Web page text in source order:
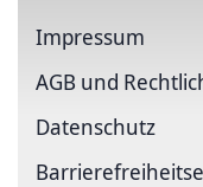
Impressum
AGB und
Datenschutz